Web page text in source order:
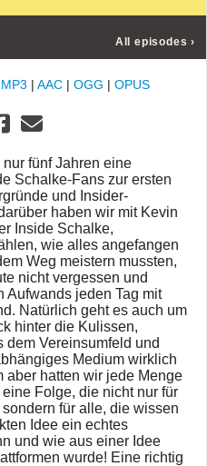
All episodes ›
MP3 | AAC | OGG | OPUS
fünf Jahren eine
Schalke-Fans zur ersten
und Insider-
haben wir mit Kevin
Inside Schalke,
wie alles angefangen
Weg meistern mussten,
nicht vergessen und
Aufwands jeden Tag mit
Natürlich geht es auch um
hinter die Kulissen,
Vereinsumfeld und
Medium wirklich
aber hatten wir jede Menge
Folge, die nicht nur für
für alle, die wissen
Idee ein echtes
und wie aus einer Idee
wurde! Eine richtig